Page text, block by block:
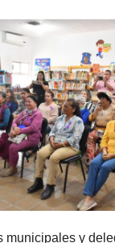
municipales y